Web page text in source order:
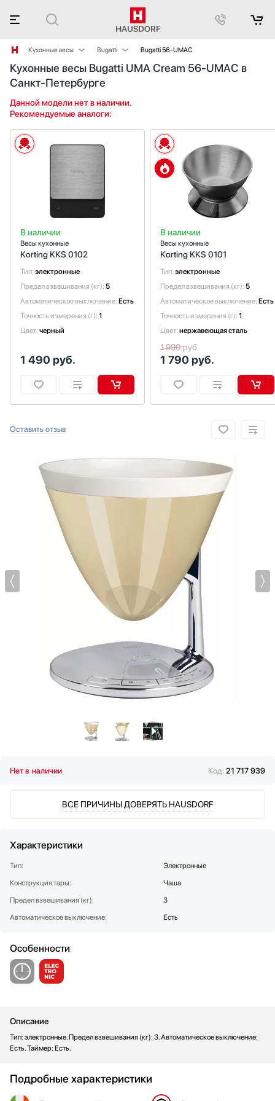
Кухонные весы
Аксессуары
Аксессуары и принадлежности
Акустические системы
Аромастанции
Барбекю
Беспроводные акустические системы
Вакуумные упаковщики
Варочные центры
Вентиляторы
Винные шкафы
Витрины
Водонагреватели
Вспениватели молока
Вытяжки
Гладильные системы
Духовые шкафы
Измельчители пищевых отходов
Ионизаторы воды
Комби-панели, фритюрницы и грили
Кофемолки
Кухонные комбайны
Массажеры и спорт. инвентарь
Микроволновые печи
Миксеры
Мультиварки
Паровые шкафы для одежды
Парогенераторы
Подогреватели
Проф. аксессуары
Пылесосы
Смесители
Стиральные машины
Телевизоры
Тостеры
Фены
Холодильники
Холодильное оборудование
Bugatti
Korting
Bugatti 56-UMAC
Кухонные весы Bugatti UMA Cream 56-UMAC в
Санкт-Петербурге
Данной модели нет в наличии.
Рекомендуемые аналоги:
В наличии
Весы кухонные
Korting KKS 0102
Тип: электронные
Предел взвешивания (кг): 5
Автоматическое выключение: Есть
Точность измерения (г): 1
Цвет: черный
1 490 руб.
В наличии
Весы кухонные
Korting KKS 0101
Тип: электронные
Предел взвешивания (кг): 5
Автоматическое выключение: Есть
Точность измерения (г): 1
Цвет: нержавеющая сталь
1 990 руб.
1 790 руб.
Оставить отзыв
Нет в наличии Код: 21 717 939
ВСЕ ПРИЧИНЫ ДОВЕРЯТЬ HAUSDORF
Характеристики
Тип:
Электронные
Конструкция тары:
Чаша
Предел взвешивания (кг):
3
Автоматическое выключение:
Есть
Особенности
Описание
Тип: электронные. Предел взвешивания (кг): 3. Автоматическое выключение:
Есть. Таймер: Есть.
Подробные характеристики